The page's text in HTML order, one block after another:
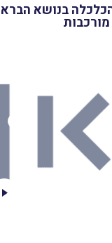
בערוץ 10 הכלכלה בנושא